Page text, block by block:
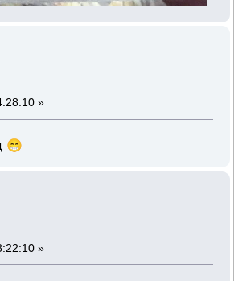
»
😁
»